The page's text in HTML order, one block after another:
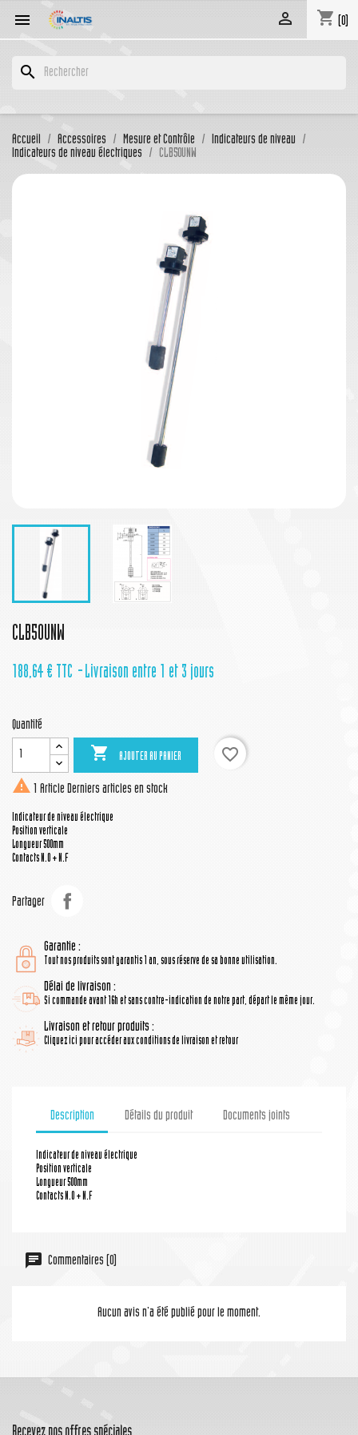
 shopping_cart (0)

search
Accueil Accessoires Mesure et Contrôle
Indicateurs de niveau
Indicateurs de niveau électriques
CLB50UNW
CLB50UNW
188,64 € TTC Livraison entre 1 et 3 jours
Quantité
 AJOUTER AU PANIER
favorite_border
 1 Article Derniers articles en stock
Indicateur de niveau électrique
Position verticale
Longueur 500mm
Contacts N.O + N.F
Partager
Garantie :
Tout nos produits sont garantis 1 an, sous réserve de sa bonne utilisation.
Délai de livraison :
Si commande avant 16h et sans contre-indication de notre part, départ le même jour.
Livraison et retour produits :
Cliquez ici pour accéder aux conditions de livraison et retour
Description Détails du produit Documents joints
Indicateur de niveau électrique
Position verticale
Longueur 500mm
Contacts N.O + N.F
Commentaires (0)
Aucun avis n'a été publié pour le moment.